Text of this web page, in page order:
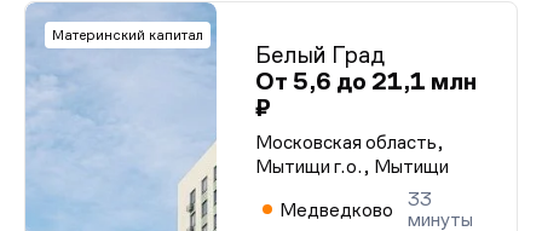
Материнский капитал
Белый Град
От 5,6 до 21,1 млн
₽
Московская область,
Мытищи г.о., Мытищи
Медведково
33
минуты